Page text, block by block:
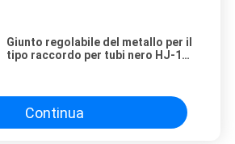
Giunto regolabile del metallo per il
tipo raccordo per tubi nero HJ-1
Continua